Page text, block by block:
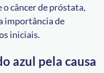
câncer de próstata,
importância de
iniciais.
azul pela causa